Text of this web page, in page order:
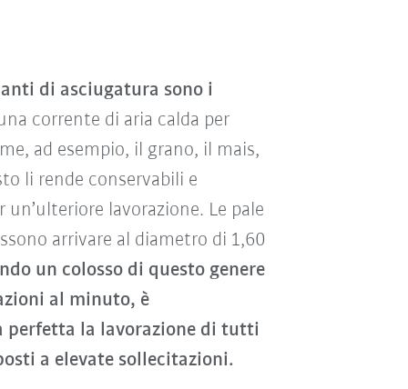
di asciugatura sono i
corrente di aria calda per
ad esempio, il grano, il mais,
li rende conservabili e
lavorazione. Le pale
arrivare al diametro di 1,60
un colosso di questo genere
al minuto, è
perfetta la lavorazione di tutti
a elevate sollecitazioni.